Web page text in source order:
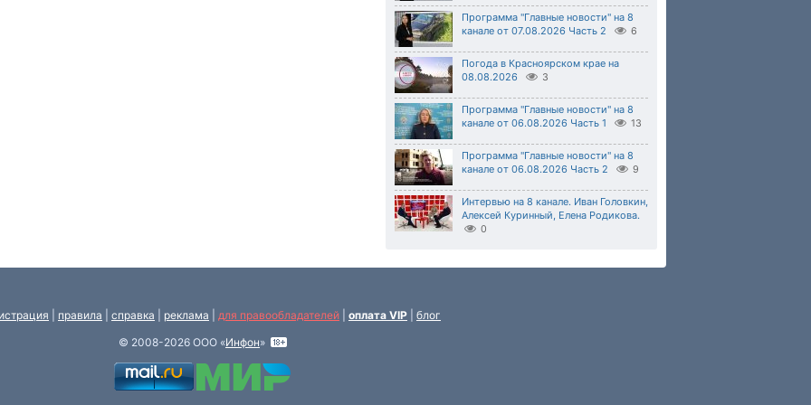
Программа "Главные новости" на 8
канале от 07.08.2026 Часть 2
6
Погода в Красноярском крае на
08.08.2026
3
Программа "Главные новости" на 8
канале от 06.08.2026 Часть 1
13
Программа "Главные новости" на 8
канале от 06.08.2026 Часть 2
9
Интервью на 8 канале. Иван Головкин,
Алексей Куринный, Елена Родикова.
0
правила справка реклама для правообладателей оплата VIP
блог
© 2008-2026 ООО «Инфон»